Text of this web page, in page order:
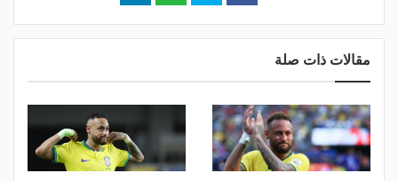
مقالات ذات صلة